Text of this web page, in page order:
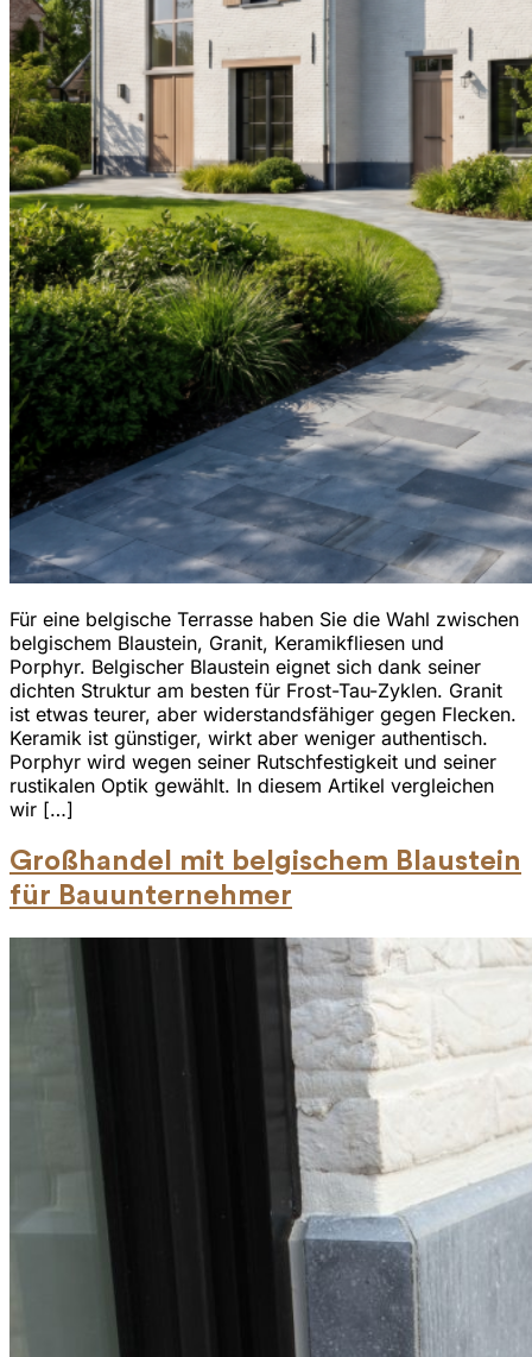
Für eine belgische Terrasse haben Sie die Wahl zwischen
belgischem Blaustein, Granit, Keramikfliesen und
Porphyr. Belgischer Blaustein eignet sich dank seiner
dichten Struktur am besten für Frost-Tau-Zyklen. Granit
ist etwas teurer, aber widerstandsfähiger gegen Flecken.
Keramik ist günstiger, wirkt aber weniger authentisch.
Porphyr wird wegen seiner Rutschfestigkeit und seiner
rustikalen Optik gewählt. In diesem Artikel vergleichen
wir […]
Großhandel mit belgischem Blaustein
für Bauunternehmer